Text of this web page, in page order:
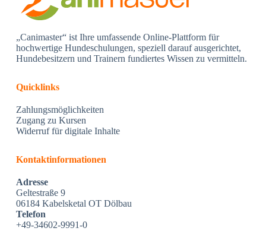
„Canimaster“ ist Ihre umfassende Online-Plattform für
hochwertige Hundeschulungen, speziell darauf ausgerichtet,
Hundebesitzern und Trainern fundiertes Wissen zu vermitteln.
Quicklinks
Zahlungsmöglichkeiten
Zugang zu Kursen
Widerruf für digitale Inhalte
Kontaktinformationen
Adresse
Geltestraße 9
06184 Kabelsketal OT Dölbau
Telefon
+49-34602-9991-0